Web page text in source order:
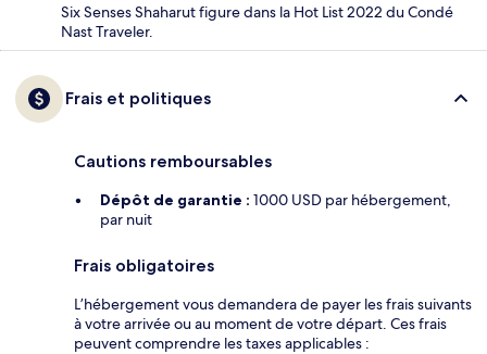
Six Senses Shaharut figure dans la Hot List 2022 du Condé
Nast Traveler.
Frais et politiques
Cautions remboursables
Dépôt de garantie : 1000 USD par hébergement,
par nuit
Frais obligatoires
L’hébergement vous demandera de payer les frais suivants
à votre arrivée ou au moment de votre départ. Ces frais
peuvent comprendre les taxes applicables :